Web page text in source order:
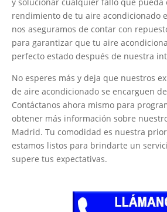
rendimiento de tu aire acondicionado
nos aseguramos de contar con
para garantizar que tu aire
perfecto estado después de nuestra
No esperes más y deja que nuestros
de aire acondicionado se encarguen
Contáctanos ahora mismo para
obtener más información sobre
Madrid. Tu comodidad es nuestra
estamos listos para brindarte un
supere tus expectativas.